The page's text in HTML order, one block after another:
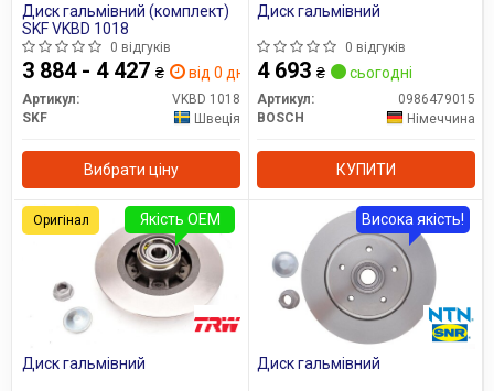
Диск гальмівний (комплект)
SKF VKBD 1018
0 відгуків
3 884 - 4 427 ₴ від 0 дн.
Артикул:
VKBD 1018
SKF
Швеція
Вибрати ціну
Диск гальмівний
0 відгуків
4 693 ₴ сьогодні
Артикул:
0986479015
BOSCH
Німеччина
КУПИТИ
Диск гальмівний
Якість OEM
Оригінал
Диск гальмівний
Висока якість!